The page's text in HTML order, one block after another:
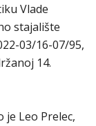
Vlade
stajalište
03/16-07/95,
14.
Leo Prelec,